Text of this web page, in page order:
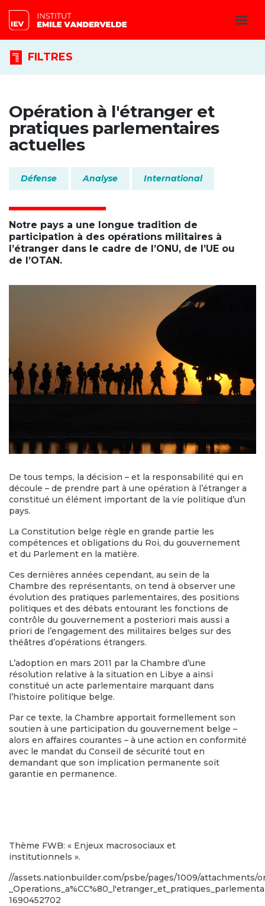
FILTRES
Opération à l'étranger et
pratiques parlementaires
actuelles
Défense Analyse International
Notre pays a une longue tradition de
participation à des opérations militaires à
l’étranger dans le cadre de l’ONU, de l’UE ou
de l’OTAN.
De tous temps, la décision – et la responsabilité qui en
découle – de prendre part à une opération à l’étranger a
constitué un élément important de la vie politique d’un
pays.
La Constitution belge règle en grande partie les
compétences et obligations du Roi, du gouvernement
et du Parlement en la matière.
Ces dernières années cependant, au sein de la
Chambre des représentants, on tend à observer une
évolution des pratiques parlementaires, des positions
politiques et des débats entourant les fonctions de
contrôle du gouvernement a posteriori mais aussi a
priori de l’engagement des militaires belges sur des
théâtres d’opérations étrangers.
L’adoption en mars 2011 par la Chambre d’une
résolution relative à la situation en Libye a ainsi
constitué un acte parlementaire marquant dans
l’histoire politique belge.
Par ce texte, la Chambre apportait formellement son
soutien à une participation du gouvernement belge –
alors en affaires courantes – à une action en conformité
avec le mandat du Conseil de sécurité tout en
demandant que son implication permanente soit
garantie en permanence.
Thème FWB: « Enjeux macrosociaux et
institutionnels ».
//assets.nationbuilder.com/psbe/pages/1009/attachments/
1690452702